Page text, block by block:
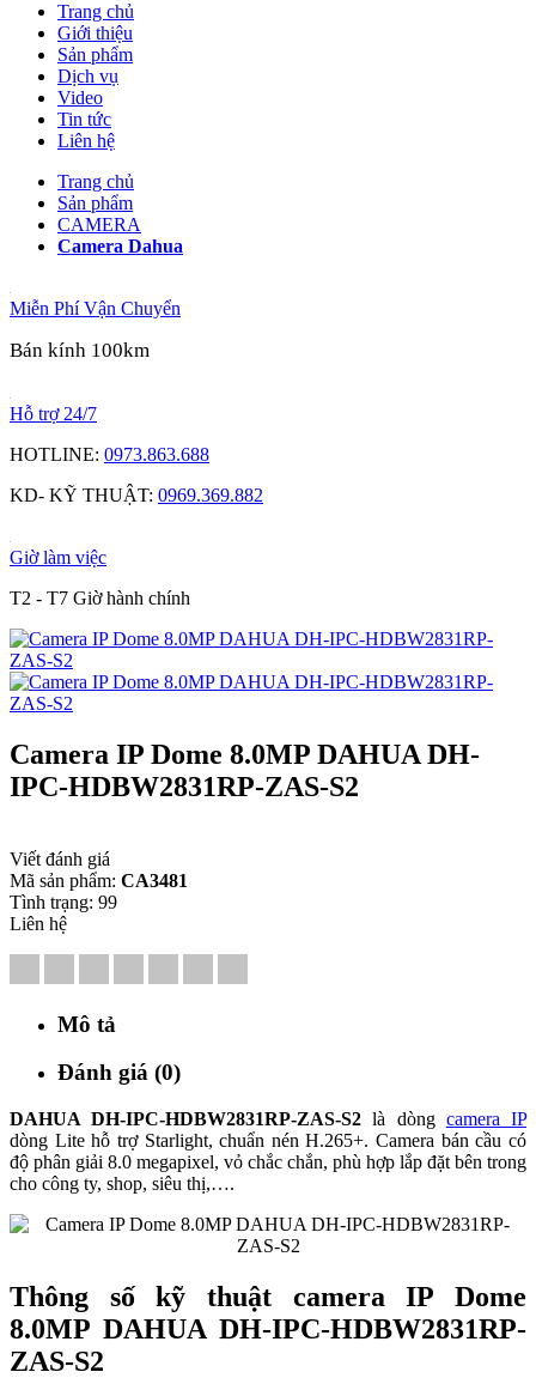
Trang chủ
Giới thiệu
Sản phẩm
Dịch vụ
Video
Tin tức
Liên hệ
Trang chủ
Sản phẩm
CAMERA
Camera Dahua
Miễn Phí Vận Chuyển
Bán kính 100km
Hỗ trợ 24/7
HOTLINE: 0973.863.688
KD- KỸ THUẬT: 0969.369.882
Giờ làm việc
T2 - T7 Giờ hành chính
Camera IP Dome 8.0MP DAHUA DH-
IPC-HDBW2831RP-ZAS-S2
Viết đánh giá
Mã sản phẩm: CA3481
Tình trạng: 99
Liên hệ
Mô tả
Đánh giá (0)
DAHUA DH-IPC-HDBW2831RP-ZAS-S2 là dòng camera IP
dòng Lite hỗ trợ Starlight, chuẩn nén H.265+. Camera bán cầu có
độ phân giải 8.0 megapixel, vỏ chắc chắn, phù hợp lắp đặt bên trong
cho công ty, shop, siêu thị,….
Thông số kỹ thuật camera IP Dome
8.0MP DAHUA DH-IPC-HDBW2831RP-
ZAS-S2